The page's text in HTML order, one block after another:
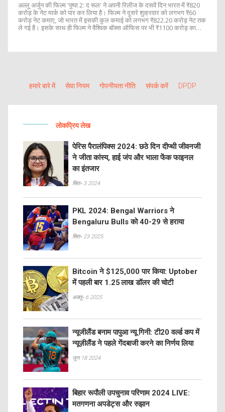
अल्लू अर्जुन की फिल्म 'पुष्पा 2: द रूल' ने अपनी रिलीज के दसवें दिन भारत में ₹820
करोड़ के नेट मार्क को पार कर लिया है। फिल्म ने दूसरे शुक्रवार को लगभग ₹60
करोड़ नेट कमाए, जो भारत में इसकी कुल कमाई को लगभग ₹822.20 करोड़ नेट तक
ले गई है। इसके साथ ही फिल्म ने वैश्विक बॉक्स ऑफिस पर भी ₹1100 करोड़ का
हमारे बारे में सेवा नियम गोपनीयता नीति संपर्क करें DPDP
लोकप्रिय लेख
पेरिस पैरालंपिक्स 2024: छठे दिन दीप्थी जीवनजी
ने जीता कांस्य, हाई जंप और भाला फेंक फाइनल
का इंतजार
सित॰ 3 2024
PKL 2024: Bengal Warriors ने
Bengaluru Bulls को 40-29 से हराया
सित॰ 23 2025
Bitcoin ने $125,000 पार किया: Uptober
में पहली बार 1.25 लाख डॉलर की चोटी
अक्तू॰ 6 2025
न्यूजीलैंड बनाम पापुआ न्यू गिनी: टी20 वर्ल्ड कप में
न्यूज़ीलैंड ने पहले गेंदबाजी करने का निर्णय लिया
जून 18 2024
बिहार रूपौली उपचुनाव परिणाम 2024 LIVE:
मतगणना अपडेट्स और रुझान